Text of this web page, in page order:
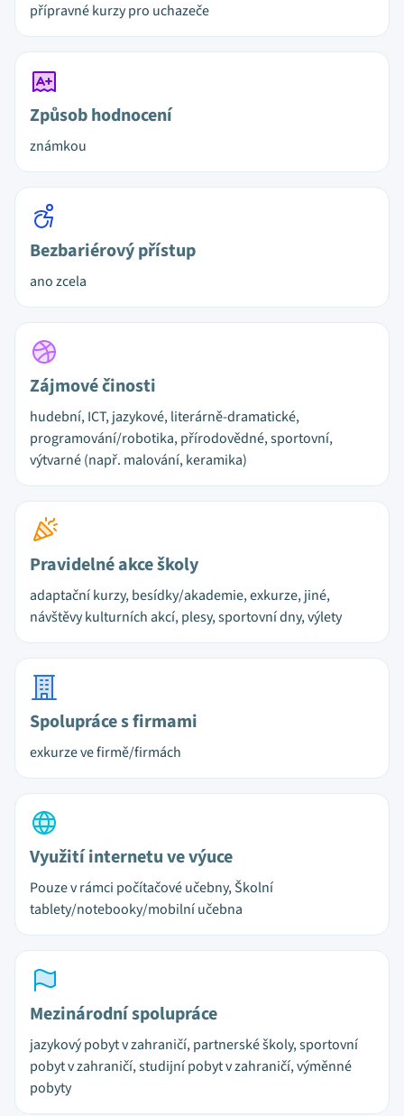
přípravné kurzy pro uchazeče
Způsob hodnocení
známkou
Bezbariérový přístup
ano zcela
Zájmové činosti
hudební, ICT, jazykové, literárně-dramatické,
programování/robotika, přírodovědné, sportovní,
výtvarné (např. malování, keramika)
Pravidelné akce školy
adaptační kurzy, besídky/akademie, exkurze, jiné,
návštěvy kulturních akcí, plesy, sportovní dny, výlety
Spolupráce s firmami
exkurze ve firmě/firmách
Využití internetu ve výuce
Pouze v rámci počítačové učebny, Školní
tablety/notebooky/mobilní učebna
Mezinárodní spolupráce
jazykový pobyt v zahraničí, partnerské školy, sportovní
pobyt v zahraničí, studijní pobyt v zahraničí, výměnné
pobyty